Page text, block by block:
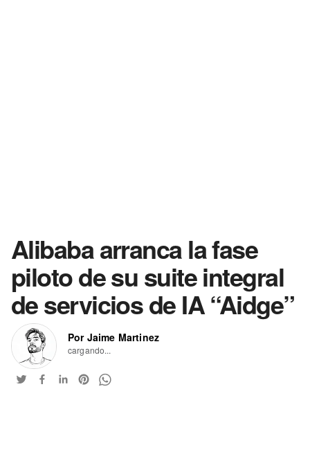
Alibaba arranca la fase
piloto de su suite integral
de servicios de IA “Aidge”
Por Jaime Martinez
cargando...